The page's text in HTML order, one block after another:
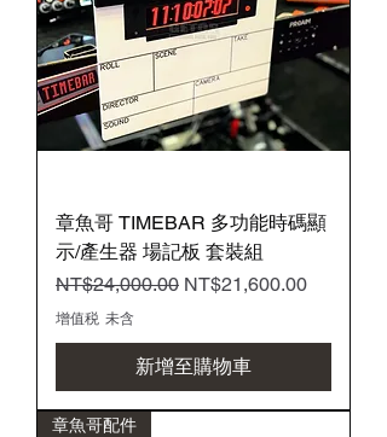
章魚哥 TIMEBAR 多功能時碼顯
示/產生器 場記板 套裝組
一般價格
NT$24,000.00 促銷價格
NT$21,600.00
增值税 未含
新增至購物車
章魚哥配件